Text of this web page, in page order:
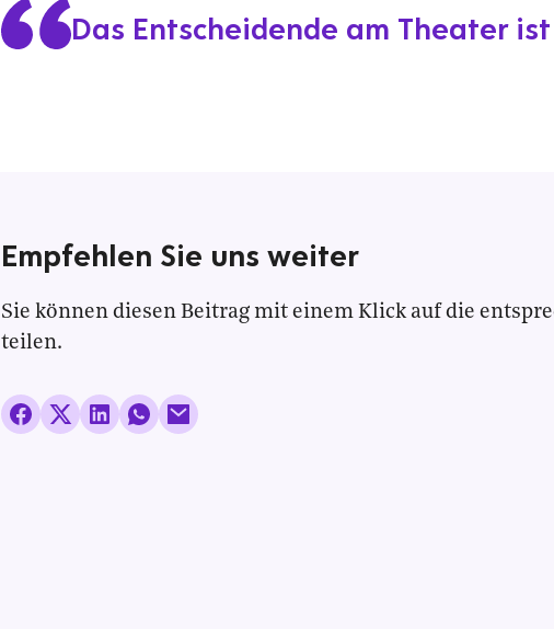
Das Entscheidende am Theater
Empfehlen Sie uns weiter
Sie können diesen Beitrag mit einem Klick auf die
teilen.